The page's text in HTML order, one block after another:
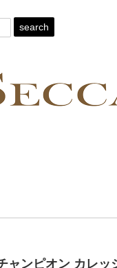
search
ャンピオン カレッ